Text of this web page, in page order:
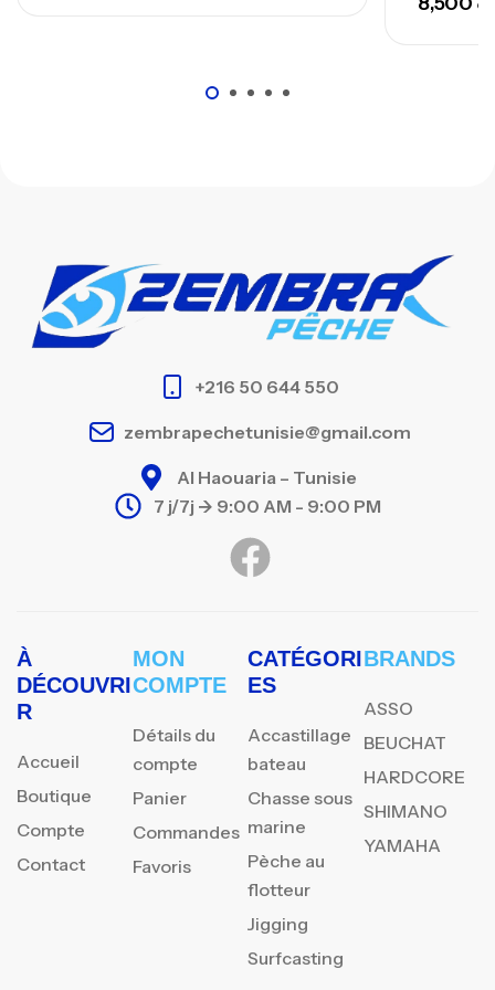
+216 50 644 550
zembrapechetunisie@gmail.com
Al Haouaria – Tunisie
7 j/7j -> 9:00 AM - 9:00 PM
À
DÉCOUVRI
R
Accueil
Boutique
Compte
Contact
MON
COMPTE
Détails du
compte
Panier
Commandes
Favoris
CATÉGORI
ES
Accastillage
bateau
Chasse sous
marine
Pèche au
flotteur
Jigging
Surfcasting
BRANDS
ASSO
BEUCHAT
HARDCORE
SHIMANO
YAMAHA